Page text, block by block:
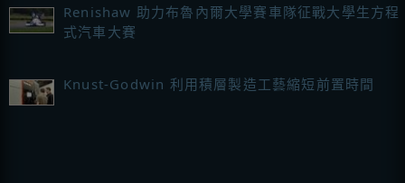
Renishaw 助力布魯內爾大學賽車隊征戰大學生方程
式汽車大賽
Knust-Godwin 利用積層製造工藝縮短前置時間